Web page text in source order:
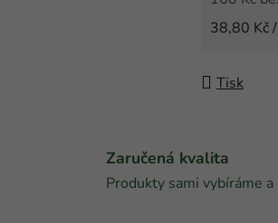
Měrná
38,80 Kč
Tisk
Zaručená kvalita
Produkty sami vybíráme a